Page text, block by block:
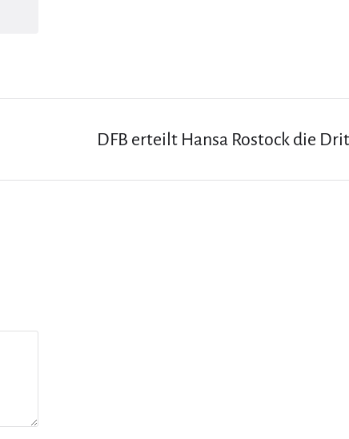
DFB erteilt Hansa Rostock die